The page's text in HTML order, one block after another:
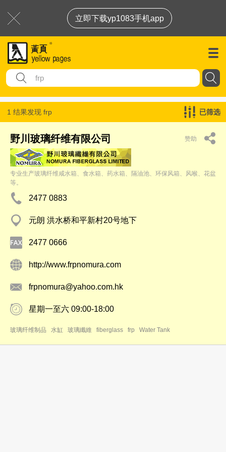
立即下载yp1083手机app
1 结果发现 frp 已筛选
野川玻璃纤维有限公司 赞助
专业生产玻璃纤维咸水箱、食水箱、药水箱、隔油池、环保风箱、风喉、花盆
等。
2477 0883
元朗 洪水桥和平新村20号地下
2477 0666
http://www.frpnomura.com
frpnomura@yahoo.com.hk
星期一至六 09:00-18:00
玻璃纤维制品 水缸 玻璃纖維 fiberglass frp Water Tank